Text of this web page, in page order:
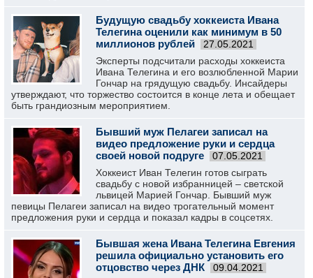
Будущую свадьбу хоккеиста Ивана
Телегина оценили как минимум в 50
миллионов рублей
27.05.2021
Эксперты подсчитали расходы хоккеиста
Ивана Телегина и его возлюбленной Марии
Гончар на грядущую свадьбу. Инсайдеры
утверждают, что торжество состоится в конце лета и обещает
быть грандиозным мероприятием.
Бывший муж Пелагеи записал на
видео предложение руки и сердца
своей новой подруге
07.05.2021
Хоккеист Иван Телегин готов сыграть
свадьбу с новой избранницей – светской
львицей Марией Гончар. Бывший муж
певицы Пелагеи записал на видео трогательный момент
предложения руки и сердца и показал кадры в соцсетях.
Бывшая жена Ивана Телегина Евгения
решила официально установить его
отцовство через ДНК
09.04.2021